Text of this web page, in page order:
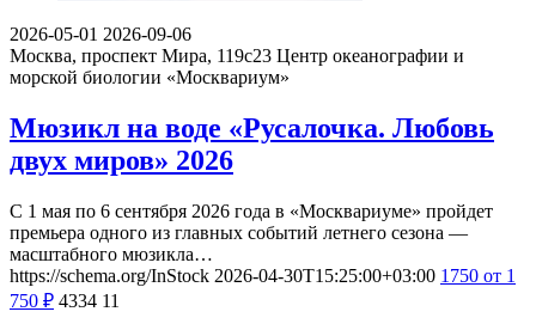
2026-05-01 2026-09-06
Москва, проспект Мира, 119с23 Центр океанографии и
морской биологии «Москвариум»
Мюзикл на воде «Русалочка. Любовь
двух миров» 2026
С 1 мая по 6 сентября 2026 года в «Москвариуме» пройдет
премьера одного из главных событий летнего сезона —
масштабного мюзикла…
https://schema.org/InStock 2026-04-30T15:25:00+03:00 1750 от 1
750 ₽ 4334 11